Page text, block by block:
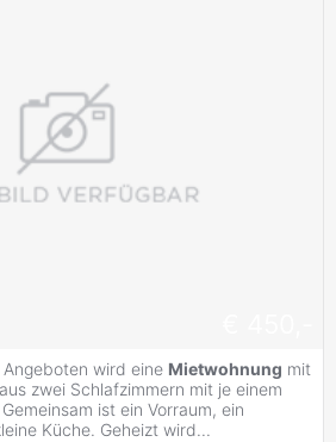
wird eine Mietwohnung mit
zwei Schlafzimmern mit je einem
ist ein Vorraum, ein
Küche. Geheizt wird...